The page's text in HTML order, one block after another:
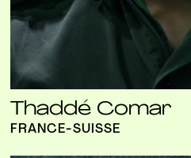
Thaddé Comar
FRANCE-SUISSE